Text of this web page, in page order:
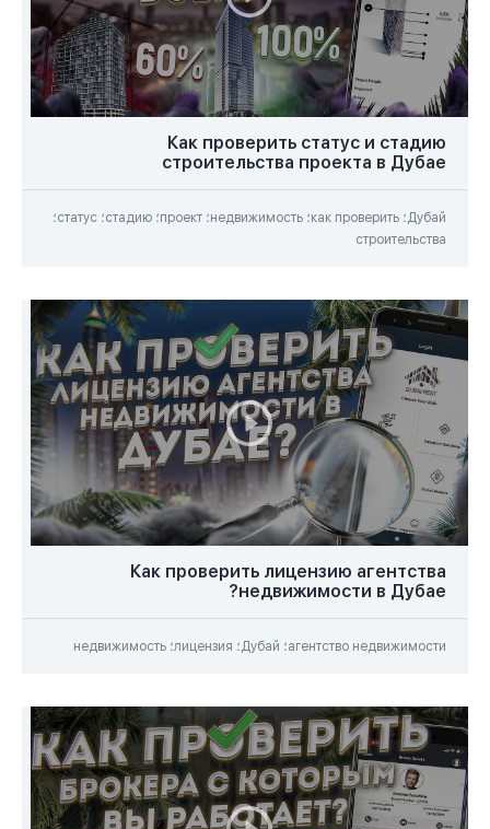
Как проверить статус и стадию
строительства проекта в Дубае
Дубай؛ как проверить؛ недвижимость؛ проект؛ стадию؛ статус؛
строительства
Как проверить лицензию агентства
недвижимости в Дубае?
агентство недвижимости؛ Дубай؛ лицензия؛ недвижимость